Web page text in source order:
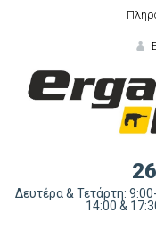
Δευτέρα & Τετάρτη:
14:00 &